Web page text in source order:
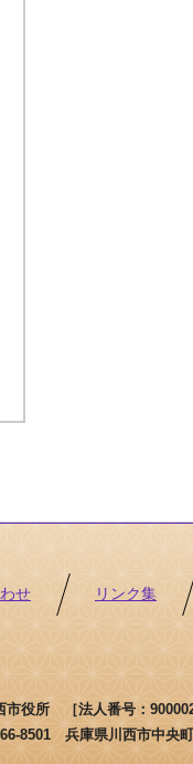
せ リンク集
市役所 ［法人番号：
8501 兵庫県川西市中央